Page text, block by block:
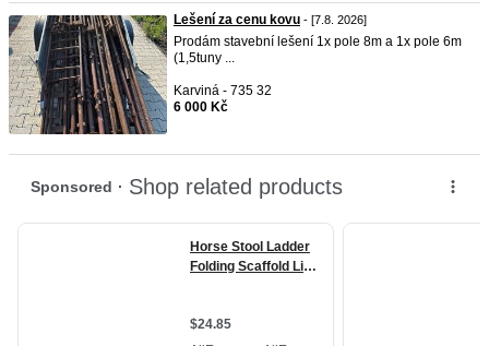
Lešení za cenu kovu - [7.8. 2026]
Prodám stavební lešení 1x pole 8m a 1x pole 6m
(1,5tuny ...
Karviná - 735 32
6 000 Kč